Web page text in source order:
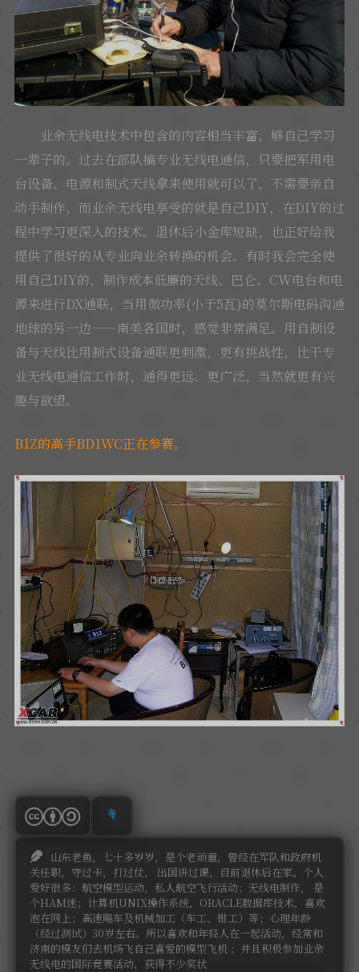
业余无线电技术中包含的内容相当丰富，够自己学习
一辈子的。过去在部队搞专业无线电通信，只要把军用电
台设备、电源和制式天线拿来使用就可以了，不需要亲自
动手制作，而业余无线电享受的就是自己DIY，在DIY的过
程中学习更深入的技术。退休后小金库短缺，也正好给我
提供了很好的从专业向业余转换的机会。有时我会完全使
用自己DIY的，制作成本低廉的天线、巴仑、CW电台和电
源来进行DX通联，当用微功率(小于5瓦)的莫尔斯电码沟通
地球的另一边——南美各国时，感觉非常满足。用自制设
备与天线比用制式设备通联更刺激，更有挑战性，比干专
业无线电通信工作时，通得更远、更广泛，当然就更有兴
趣与欲望。
B1Z的高手BD1WC正在参赛。
山东老鱼，七十多岁岁，是个老顽童，曾经在军队和政府机
关任职，守过卡，打过仗， 出国讲过课，目前退休后在家。个人
爱好很多：航空模型运动，私人航空飞行活动；无线电制作， 是
个HAM迷；计算机UNIX操作系统，ORACLE数据库技术，喜欢
泡在网上；高速飚车及机械加工（车工、钳工）等；心理年龄
（经过测试）30岁左右。所以喜欢和年轻人在一起活动，经常和
济南的模友们去机场飞自己喜爱的模型飞机 ；并且积极参加业余
无线电的国际竞赛活动，获得不少奖状